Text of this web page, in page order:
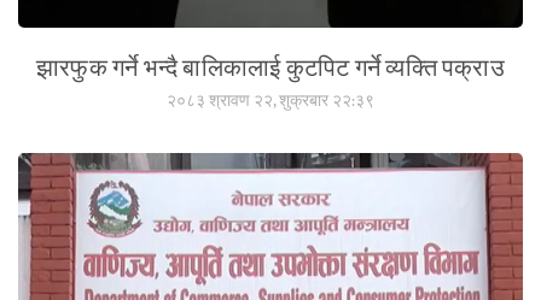
झारफुक गर्ने भन्दै बालिकालाई कुटपिट गर्ने व्यक्ति पक्राउ
२०८३ श्रावण २२, शुक्रबार २२:३९